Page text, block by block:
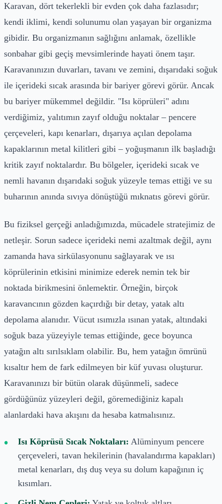
Karavan, dört tekerlekli bir evden çok daha fazlasıdır;
kendi iklimi, kendi solunumu olan yaşayan bir organizma
gibidir. Bu organizmanın sağlığını anlamak, özellikle
sonbahar gibi geçiş mevsimlerinde hayati önem taşır.
Karavanınızın duvarları, tavanı ve zemini, dışarıdaki soğuk
ile içerideki sıcak arasında bir bariyer görevi görür. Ancak
bu bariyer mükemmel değildir. "Isı köprüleri" adını
verdiğimiz, yalıtımın zayıf olduğu noktalar – pencere
çerçeveleri, kapı kenarları, dışarıya açılan depolama
kapaklarının metal kilitleri gibi – yoğuşmanın ilk başladığı
kritik zayıf noktalardır. Bu bölgeler, içerideki sıcak ve
nemli havanın dışarıdaki soğuk yüzeyle temas ettiği ve su
buharının anında sıvıya dönüştüğü mıknatıs görevi görür.
Bu fiziksel gerçeği anladığımızda, mücadele stratejimiz de
netleşir. Sorun sadece içerideki nemi azaltmak değil, aynı
zamanda hava sirkülasyonunu sağlayarak ve ısı
köprülerinin etkisini minimize ederek nemin tek bir
noktada birikmesini önlemektir. Örneğin, birçok
karavancının gözden kaçırdığı bir detay, yatak altı
depolama alanıdır. Vücut ısımızla ısınan yatak, altındaki
soğuk baza yüzeyiyle temas ettiğinde, gece boyunca
yatağın altı sırılsıklam olabilir. Bu, hem yatağın ömrünü
kısaltır hem de fark edilmeyen bir küf yuvası oluşturur.
Karavanınızı bir bütün olarak düşünmeli, sadece
gördüğünüz yüzeyleri değil, göremediğiniz kapalı
alanlardaki hava akışını da hesaba katmalısınız.
Isı Köprüsü Sıcak Noktaları: Alüminyum pencere
çerçeveleri, tavan hekilerinin (havalandırma kapakları)
metal kenarları, dış duş veya su dolum kapağının iç
kısımları.